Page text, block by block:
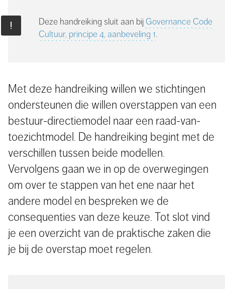
Deze handreiking sluit aan bij Governance Code
Cultuur, principe 4, aanbeveling 1.
Met deze handreiking willen we stichtingen
ondersteunen die willen overstappen van een
bestuur-directiemodel naar een raad-van-
toezichtmodel. De handreiking begint met de
verschillen tussen beide modellen.
Vervolgens gaan we in op de overwegingen
om over te stappen van het ene naar het
andere model en bespreken we de
consequenties van deze keuze. Tot slot vind
je een overzicht van de praktische zaken die
je bij de overstap moet regelen.